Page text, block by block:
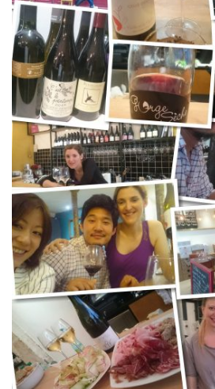
らではの上品さが溢れ出ており感動す
りと飲みたいワイン！ 二本目の白は、
としていながら丸みもあるワイン。ア
に飲める、ハッピーな白！ 赤に関して
試飲。 よりナチュールなワインが好き
う『ネック2015』をお勧め！ジューシ
ンテージの特徴としたガッチリなバデ
やすい！ よりスパイシーでダークな香
ク・ア・ロック2015』を是非！スーっ
ートや黒コショウ、皮の香りが混ざり
ンが好きな方には、グルナッシュ、メ
が絶妙に混ざり合った『レ・グルロ
ルーティーでいつでもどんな機会でも
すすめ、とてもエレガントなシラーを
『ラフュ2015』。いつ飲んでも繊細で
完熟したかのような滑らかさ。これは
っておきたい一本！！